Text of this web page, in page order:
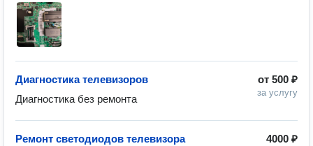
от 500 ₽
за услугу
Диагностика телевизоров
Диагностика без ремонта
4000 ₽
Ремонт светодиодов телевизора